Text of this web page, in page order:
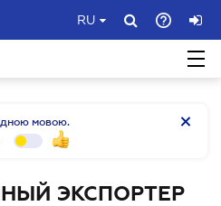
RU
мовою.
ЭКСПОРТЕР